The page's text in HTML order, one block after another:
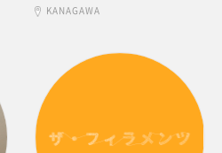
KANAGAWA